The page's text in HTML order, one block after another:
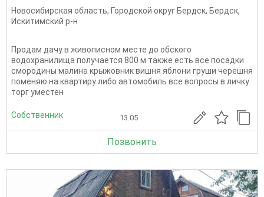
Новосибирская область, Городской округ Бердск, Бердск,
Искитимский р-н
Продам дачу в живописном месте до обского
водохранилища получается 800 м также есть все посадки
смородины малина крыжовник вишня яблони груши черешня
поменяю на квартиру либо автомобиль все вопросы в личку
торг уместен
Собственник 13.05
Позвонить